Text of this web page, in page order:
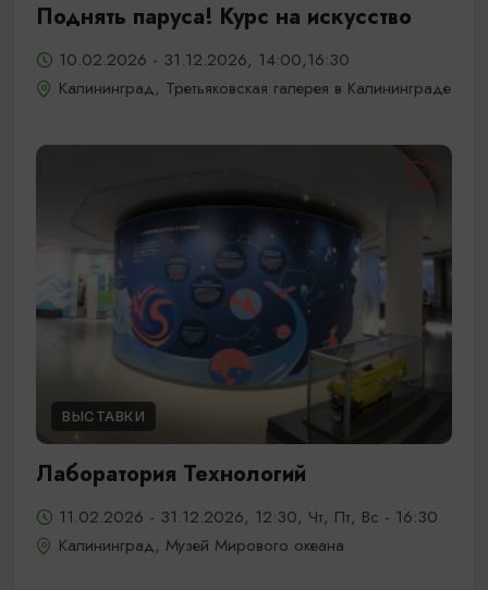
Поднять паруса! Курс на искусство
10.02.2026 - 31.12.2026, 14:00,16:30
Калининград, Третьяковская галерея в Калининграде
ВЫСТАВКИ
Лаборатория Технологий
11.02.2026 - 31.12.2026, 12:30, Чт, Пт, Вс - 16:30
Калининград, Музей Мирового океана